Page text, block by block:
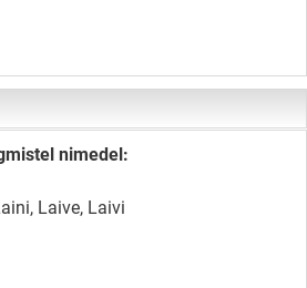
nimedel:
Laive, Laivi